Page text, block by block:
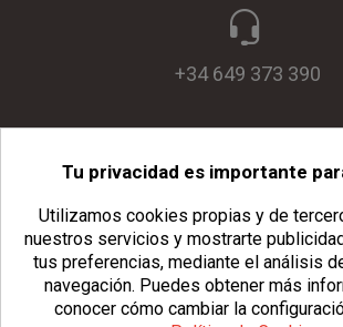
+34 649 373 390
info@usopack.com
Tu privacidad es importante
Utilizamos cookies propias y de
nuestros servicios y mostrarte
tus preferencias, mediante el análisis
navegación. Puedes obtener más
conocer cómo cambiar la